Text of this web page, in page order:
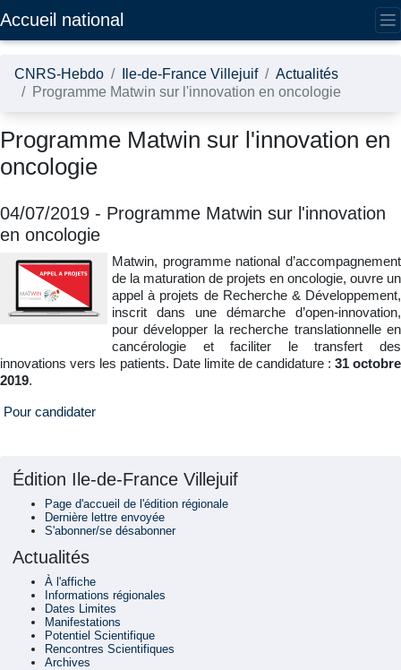
Accueil national
CNRS-Hebdo Ile-de-France Villejuif
Actualités
Programme Matwin sur l'innovation en oncologie
Programme Matwin sur l'innovation en
oncologie
04/07/2019 - Programme Matwin sur l'innovation
en oncologie
Matwin, programme national d’accompagnement
de la maturation de projets en oncologie, ouvre un
appel à projets de Recherche & Développement,
inscrit dans une démarche d’open-innovation,
pour développer la recherche translationnelle en
cancérologie et faciliter le transfert des
innovations vers les patients. Date limite de candidature : 31 octobre
2019.
Pour candidater
Édition Ile-de-France Villejuif
Page d'accueil de l'édition régionale
Dernière lettre envoyée
S'abonner/se désabonner
Actualités
À l'affiche
Informations régionales
Dates Limites
Manifestations
Potentiel Scientifique
Rencontres Scientifiques
Archives